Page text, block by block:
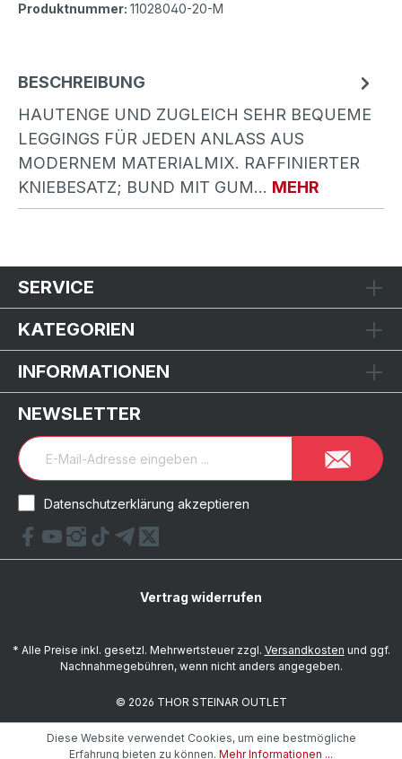
Produktnummer: 11028040-20-M
BESCHREIBUNG
HAUTENGE UND ZUGLEICH SEHR BEQUEME
LEGGINGS FÜR JEDEN ANLASS AUS
MODERNEM MATERIALMIX. RAFFINIERTER
KNIEBESATZ; BUND MIT GUM… MEHR
SERVICE
KATEGORIEN
INFORMATIONEN
NEWSLETTER
Datenschutzerklärung akzeptieren
Vertrag widerrufen
* Alle Preise inkl. gesetzl. Mehrwertsteuer zzgl. Versandkosten und ggf.
Nachnahmegebühren, wenn nicht anders angegeben.
© 2026 THOR STEINAR OUTLET
Diese Website verwendet Cookies, um eine bestmögliche
Erfahrung bieten zu können. Mehr Informationen ...